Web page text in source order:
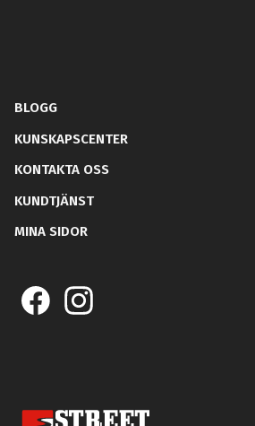
BLOGG
KUNSKAPSCENTER
KONTAKTA OSS
KUNDTJÄNST
MINA SIDOR